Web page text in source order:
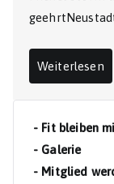
Weiterlesen
- Fit bleiben
- Galerie
- Mitglied